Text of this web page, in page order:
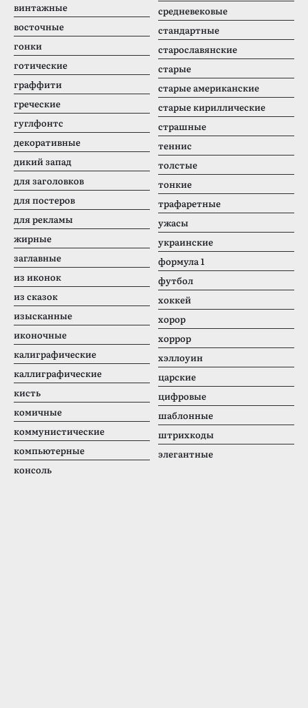
винтажные
восточные
гонки
готические
граффити
греческие
гуглфонтс
декоративные
дикий запад
для заголовков
для постеров
для рекламы
жирные
заглавные
из иконок
из сказок
изысканные
иконочные
калиграфические
каллиграфические
кисть
комичные
коммунистические
компьютерные
консоль
средневековые
стандартные
старославянские
старые
старые американские
старые кириллические
страшные
теннис
толстые
тонкие
трафаретные
ужасы
украинские
формула 1
футбол
хоккей
хорор
хоррор
хэллоуин
царские
цифровые
шаблонные
штрихкоды
элегантные